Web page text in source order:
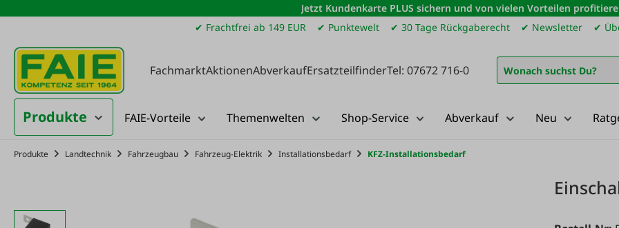
Hauptinhalt springen
Zur Suche springen
Zur Hauptnavigation springen
Jetzt Kundenkarte PLUS sichern und von vielen Vorteilen
✔ Frachtfrei ab 149 EUR
✔ Punktewelt ✔ 30 Tage Rückgaberecht ✔ Newsletter ✔
FachmarktAktionenAbverkaufErsatzteilfinderTel: 07672 716-0
Produkte FAIE-Vorteile Themenwelten Shop-Service Abverkauf Neu
Produkte Landtechnik Fahrzeugbau Fahrzeug-Elektrik Installationsbedarf KFZ-Installationsbedarf